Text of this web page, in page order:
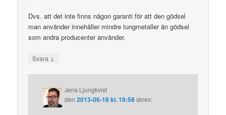
Dvs. att det inte finns någon garanti för att den gödsel
man använder innehåller mindre tungmetaller än gödsel
som andra producenter använder.
Svara ↓
Jens Ljungkvist
den2013-06-18 kl. 19:58skrev: